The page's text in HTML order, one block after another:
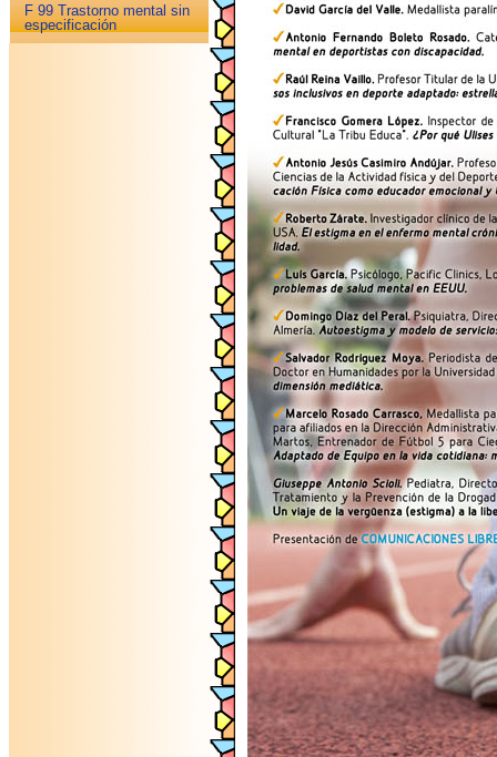
F 99 Trastorno mental sin
especificación